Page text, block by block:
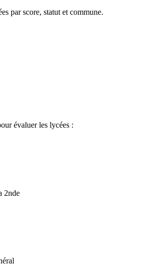
par score, statut et commune.
évaluer les lycées :
2nde